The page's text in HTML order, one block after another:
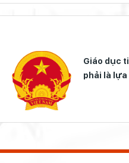
Giáo dục
phải là